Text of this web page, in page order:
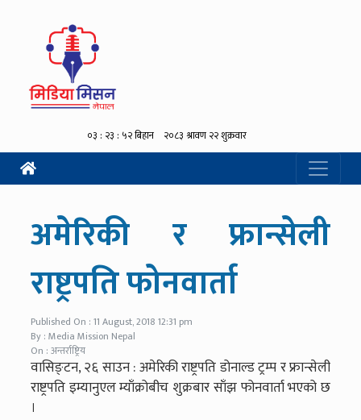
अमेरिकी र फ्रान्सेली
राष्ट्रपति फोनवार्ता
Published On : 11 August, 2018 12:31 pm
By : Media Mission Nepal
On : अन्तर्राष्ट्रिय
वासिङ्टन, २६ साउन : अमेरिकी राष्ट्रपति डोनाल्ड ट्रम्प र फ्रान्सेली
राष्ट्रपति इम्यानुएल म्याँक्रोबीच शुक्रबार साँझ फोनवार्ता भएको छ
।